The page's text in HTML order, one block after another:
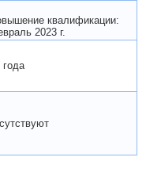
квалификации:
2023 г.
года